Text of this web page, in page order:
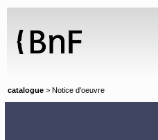
catalogue > Notice d'oeuvre